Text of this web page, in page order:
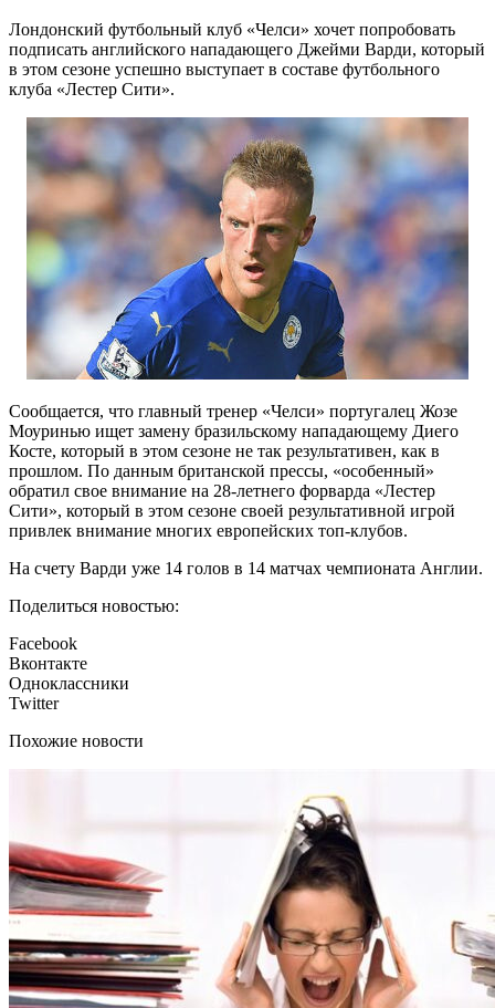
Лондонский футбольный клуб «Челси» хочет попробовать
подписать английского нападающего Джейми Варди, который
в этом сезоне успешно выступает в составе футбольного
клуба «Лестер Сити».
Сообщается, что главный тренер «Челси» португалец Жозе
Моуринью ищет замену бразильскому нападающему Диего
Косте, который в этом сезоне не так результативен, как в
прошлом. По данным британской прессы, «особенный»
обратил свое внимание на 28-летнего форварда «Лестер
Сити», который в этом сезоне своей результативной игрой
привлек внимание многих европейских топ-клубов.
На счету Варди уже 14 голов в 14 матчах чемпионата Англии.
Поделиться новостью:
Facebook
Вконтакте
Одноклассники
Twitter
Похожие новости